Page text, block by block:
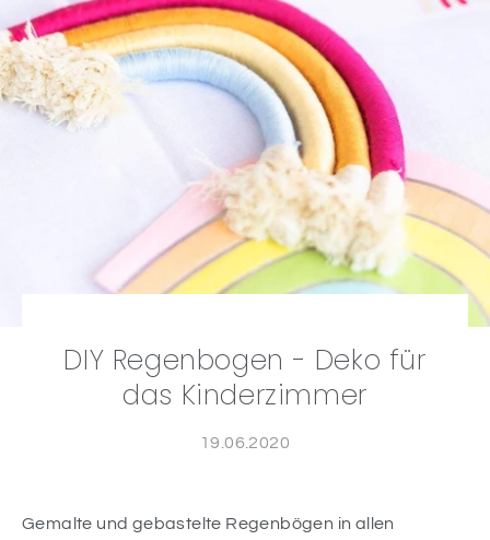
DIY Regenbogen - Deko für
das Kinderzimmer
19.06.2020
Gemalte und gebastelte Regenbögen in allen